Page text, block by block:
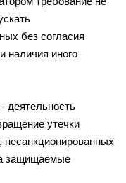
без согласия
наличия иного
утечки
защищаемые